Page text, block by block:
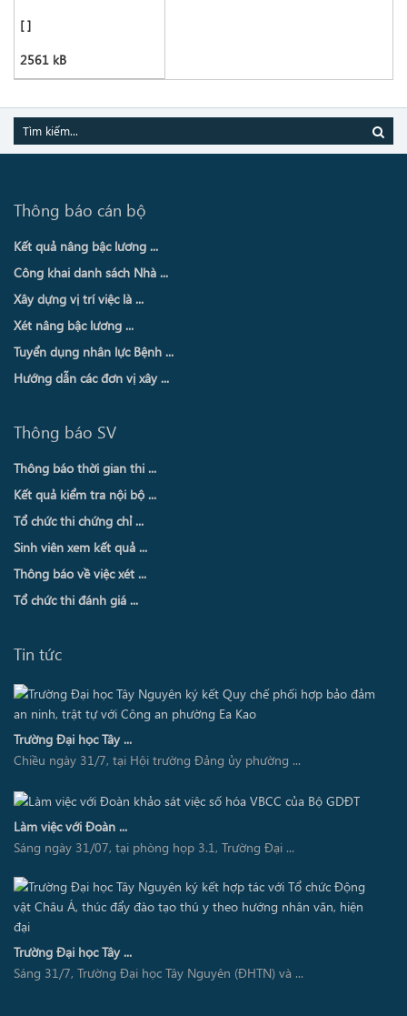
[ ]
2561 kB
Thông báo cán bộ
Kết quả nâng bậc lương ...
Công khai danh sách Nhà ...
Xây dựng vị trí việc là ...
Xét nâng bậc lương ...
Tuyển dụng nhân lực Bệnh ...
Hướng dẫn các đơn vị xây ...
Thông báo SV
Thông báo thời gian thi ...
Kết quả kiểm tra nội bộ ...
Tổ chức thi chứng chỉ ...
Sinh viên xem kết quả ...
Thông báo về việc xét ...
Tổ chức thi đánh giá ...
Tin tức
Trường Đại học Tây ...
Chiều ngày 31/7, tại Hội trường Đảng ủy phường ...
Làm việc với Đoàn ...
Sáng ngày 31/07, tại phòng họp 3.1, Trường Đại ...
Trường Đại học Tây ...
Sáng 31/7, Trường Đại học Tây Nguyên (ĐHTN) và ...